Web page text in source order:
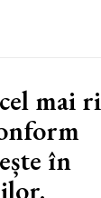
mai
în